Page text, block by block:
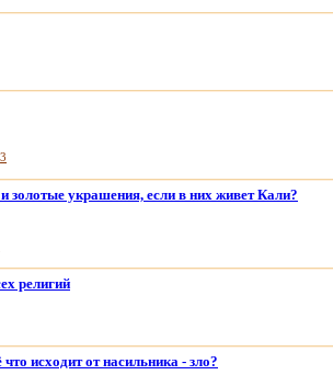
3
золотые украшения, если в них живет Кали?
религий
исходит от насильника - зло?